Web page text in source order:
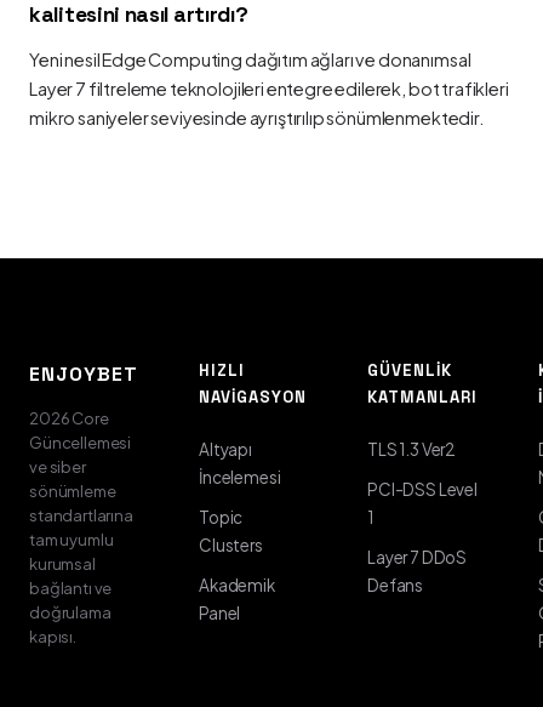
kalitesini nasıl artırdı?
Yeni nesil Edge Computing dağıtım ağları ve donanımsal
Layer 7 filtreleme teknolojileri entegre edilerek, bot trafikleri
mikro saniyeler seviyesinde ayrıştırılıp sönümlenmektedir.
ENJOYBET
2026 Core
Güncellemesi
ve siber
sönümleme
standartlarına
tam uyumlu
kurumsal
bağlantı ve
doğrulama
kapısı.
HIZLI
NAVIGASYON
Altyapı
İncelemesi
Topic
Clusters
Akademik
Panel
GÜVENLIK
KATMANLARI
TLS 1.3 Ver2
PCI-DSS Level
1
Layer 7 DDoS
Defans